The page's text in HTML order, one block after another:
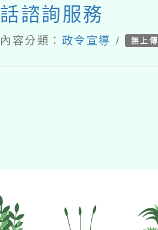
話諮詢服務
內容分類： 政令宣導 / 無上